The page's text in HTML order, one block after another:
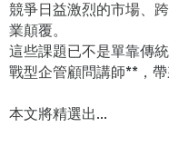
競爭日益激烈的市場、
業顛覆。
這些課題已不是單靠傳
戰型企管顧問講師**，
本文將精選出...